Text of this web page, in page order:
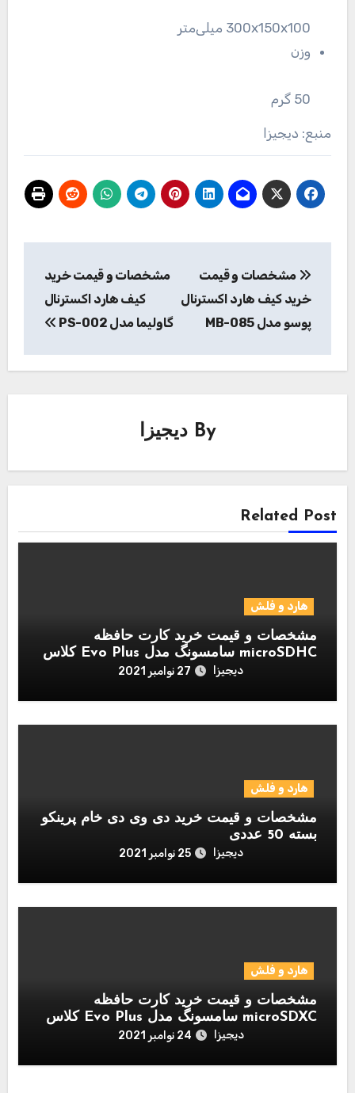
300x150x100 میلی‌متر
وزن
50 گرم
منبع: دیجیزا
نوشته
مشخصات و قیمت
خرید کیف هارد اکسترنال
پوسو مدل MB-085
مشخصات و قیمت خرید
کیف هارد اکسترنال
گاولیما مدل PS-002
By دیجیزا
Related Post
هارد و فلش
مشخصات و قیمت خرید کارت حافظه
microSDHC سامسونگ مدل Evo Plus کلاس
دیجیزا 27 نوامبر 2021
هارد و فلش
مشخصات و قیمت خرید دی وی دی خام پرینکو
بسته 50 عددی
دیجیزا 25 نوامبر 2021
هارد و فلش
مشخصات و قیمت خرید کارت حافظه
microSDXC سامسونگ مدل Evo Plus کلاس
دیجیزا 24 نوامبر 2021